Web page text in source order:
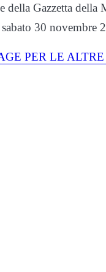
Gazzetta della
30 novembre
PER LE